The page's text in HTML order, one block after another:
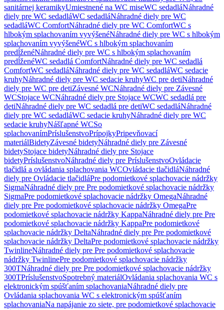
sanitárnej keramikyUmiestnené na WC miseWC sedadláNáhradné
diely pre WC sedadláWC sedadláNáhradné diely pre WC
sedadláWC ComfortNáhradné diely pre WC ComfortWC s
hlbokým splachovaním vyvýšenéNáhradné diely pre WC s hlbokým
splachovaním vyvýšenéWC s hlbokým splachovaním
predĺženéNáhradné diely pre WC s hlbokým splachovaním
predĺženéWC sedadlá ComfortNáhradné diely pre WC sedadlá
ComfortWC sedadláNáhradné diely pre WC sedadláWC sedacie
kruhyNáhradné diely pre WC sedacie kruhyWC pre detiNáhradné
diely pre WC pre detiZávesné WCNáhradné diely pre Závesné
WCStojace WCNáhradné diely pre Stojace WCWC sedadlá pre
detiNáhradné diely pre WC sedadlá pre detiWC sedadláNáhradné
diely pre WC sedadláWC sedacie kruhyNáhradné diely pre WC
sedacie kruhyNášľapné WCSo
splachovanímPríslušenstvoPrípojkyPripevňovací
materiálBidetyZávesné bidetyNáhradné diely pre Závesné
bidetyStojace bidetyNáhradné diely pre Stojace
bidetyPríslušenstvoNáhradné diely pre PríslušenstvoOvládacie
tlačidlá a ovládania splachovania WCOvládacie tlačidláNáhradné
diely pre Ovládacie tlačidláPre podomietkové splachovacie nádržky
SigmaNáhradné diely pre Pre podomietkové splachovacie nádržky
SigmaPre podomietkové splachovacie nádržky OmegaNáhradné
diely pre Pre podomietkové splachovacie nádržky OmegaPre
podomietkové splachovacie nádržky KappaNáhradné diely pre Pre
podomietkové splachovacie nádržky KappaPre podomietkové
splachovacie nádržky DeltaNáhradné diely pre Pre podomietkové
splachovacie nádržky DeltaPre podomietkové splachovacie nádržky
TwinlineNáhradné diely pre Pre podomietkové splachovacie
nádržky TwinlinePre podomietkové splachovacie nádržky
300TNáhradné diely pre Pre podomietkové splachovacie nádržky
300TPríslušenstvoSpotrebný materiálOvládania splachovania WC s
elektronickým spúšťaním splachovaniaNáhradné diely pre
Ovládania splachovania WC s elektronickým spúšťaním
splachovaniaNa napájanie zo siete, pre podomietkové splachovacie